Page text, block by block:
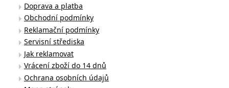
Doprava a platba
Obchodní podmínky
Reklamační podmínky
Servisní střediska
Jak reklamovat
Vrácení zboží do 14 dnů
Ochrana osobních údajů